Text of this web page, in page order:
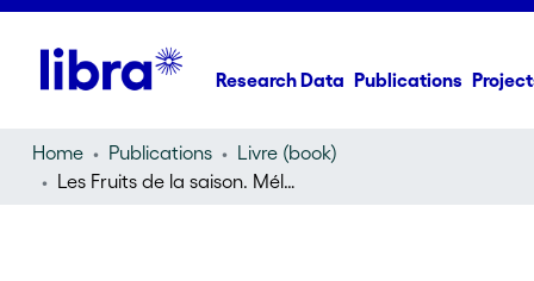
Research Data Publications
Home Publications
Livre (book)
Les Fruits de la saison. Mélanges de littérature des XVIe et XVIIe siècles offerts au Professeur André Gendre